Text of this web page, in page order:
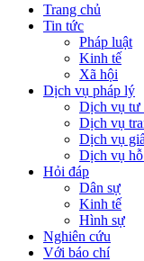
Trang chủ
Tin tức
Pháp luật
Kinh tế
Xã hội
Dịch vụ pháp lý
Dịch vụ tư
Dịch vụ
Dịch vụ
Dịch vụ
Hỏi đáp
Dân sự
Kinh tế
Hình sự
Nghiên cứu
Với báo chí